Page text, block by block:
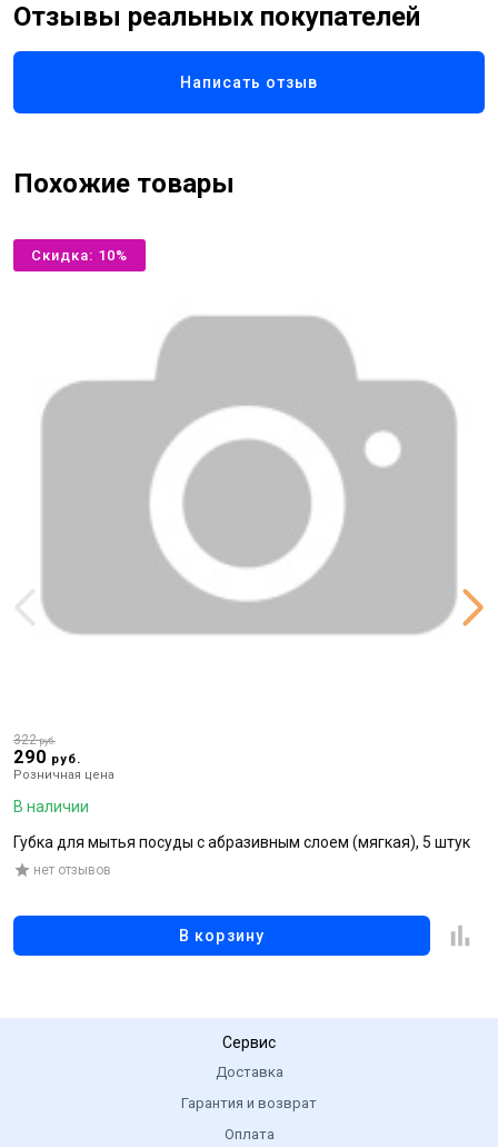
Отзывы реальных покупателей
Написать отзыв
Похожие товары
290 руб.
322руб.
Розничная цена
В наличии
Губка для мытья посуды с абразивным слоем (мягкая), 5 штук
нет отзывов
В корзину
Скидка: 10%
Сервис
Доставка
Гарантия и возврат
Оплата